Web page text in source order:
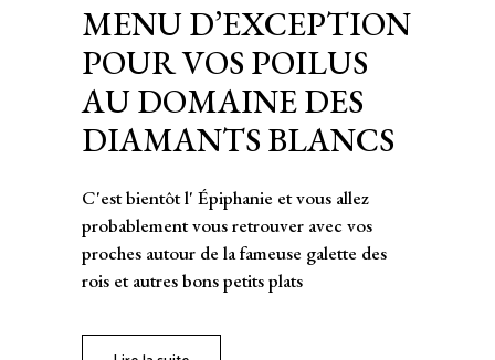
MENU D’EXCEPTION
POUR VOS POILUS
AU DOMAINE DES
DIAMANTS BLANCS
C'est bientôt l' Épiphanie et vous allez
probablement vous retrouver avec vos
proches autour de la fameuse galette des
rois et autres bons petits plats